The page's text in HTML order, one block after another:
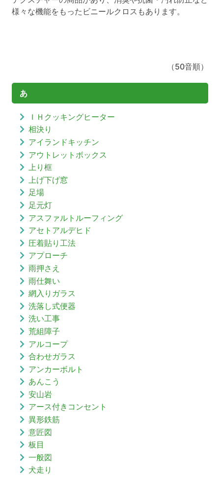
様々な機能をもったビニールクロスもあります。
（50音順）
あ
ＩＨクッキングヒーター
相決り
アイランドキッチン
アウトレットボックス
上り框
上げ下げ窓
足場
足元灯
アスファルトルーフィング
アセトアルデヒド
圧着貼り工法
アプローチ
雨押さえ
雨仕舞い
網入りガラス
洗落し式便器
洗い工事
荒組障子
アルコープ
合わせガラス
アンカーボルト
あんこう
安山岩
アース付きコンセント
異形鉄筋
意匠図
板目
一般図
犬走り